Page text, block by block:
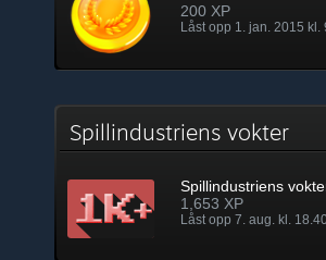
200 XP
Låst opp 1. jan. 2015 kl.
Spillindustriens vokter
Spillindustriens
1,653 XP
Låst opp 7. aug. kl.